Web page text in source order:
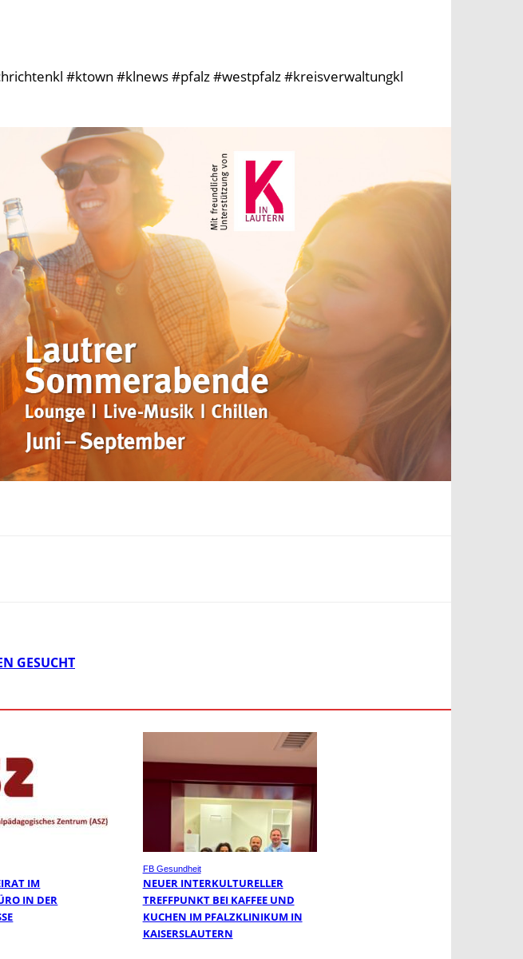
#ktown #klnews #pfalz #westpfalz #kreisverwaltungkl
GESUCHT
IM
IN DER
FB Gesundheit
NEUER INTERKULTURELLER
TREFFPUNKT BEI KAFFEE UND
KUCHEN IM PFALZKLINIKUM IN
KAISERSLAUTERN